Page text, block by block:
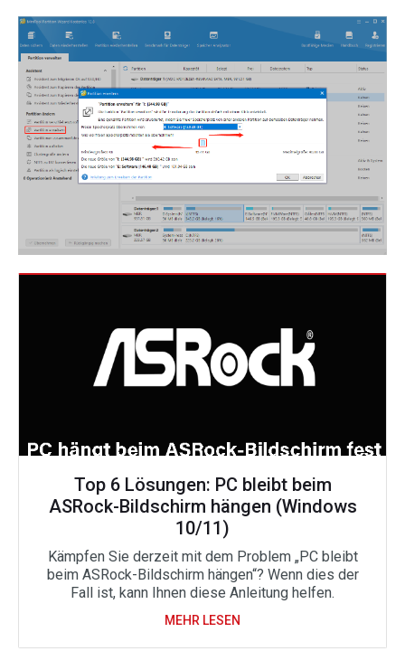
Top 6 Lösungen: PC bleibt beim
ASRock-Bildschirm hängen (Windows
10/11)
Kämpfen Sie derzeit mit dem Problem „PC bleibt
beim ASRock-Bildschirm hängen“? Wenn dies der
Fall ist, kann Ihnen diese Anleitung helfen.
MEHR LESEN